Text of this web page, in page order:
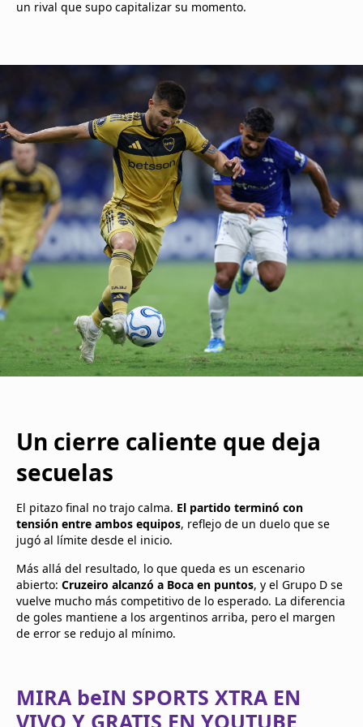
un rival que supo capitalizar su momento.
Un cierre caliente que deja
secuelas
El pitazo final no trajo calma. El partido terminó con
tensión entre ambos equipos, reflejo de un duelo que se
jugó al límite desde el inicio.
Más allá del resultado, lo que queda es un escenario
abierto: Cruzeiro alcanzó a Boca en puntos, y el Grupo D se
vuelve mucho más competitivo de lo esperado. La diferencia
de goles mantiene a los argentinos arriba, pero el margen
de error se redujo al mínimo.
MIRA beIN SPORTS XTRA EN
VIVO Y GRATIS EN YOUTUBE